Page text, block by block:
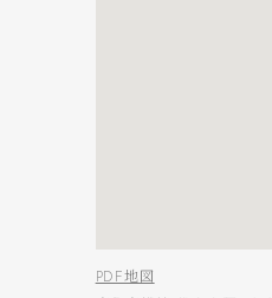
PDF地図